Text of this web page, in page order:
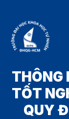
THÔNG
TỐT
QUY